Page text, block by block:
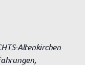
Altenkirchen